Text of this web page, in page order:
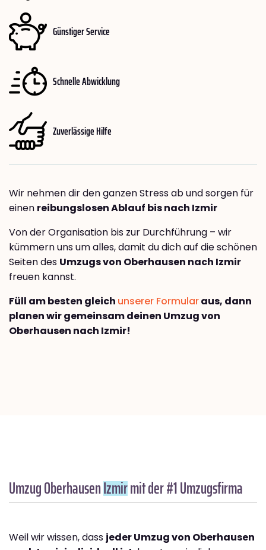
Günstiger Service
Schnelle Abwicklung
Zuverlässige Hilfe
Wir nehmen dir den ganzen Stress ab und sorgen für
einen reibungslosen Ablauf bis nach Izmir
Von der Organisation bis zur Durchführung – wir
kümmern uns um alles, damit du dich auf die schönen
Seiten des Umzugs von Oberhausen nach Izmir
freuen kannst.
Füll am besten gleich unserer Formularaus, dann
planen wir gemeinsam deinen Umzug von
Oberhausen nach Izmir!
Umzug OberhausenIzmirmit der #1 Umzugsfirma
Weil wir wissen, dass jeder Umzug von Oberhausen